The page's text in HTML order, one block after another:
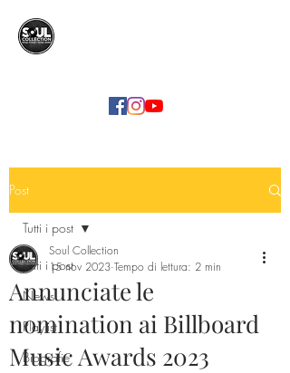
Post
Tutti i post
News
Playlist
Biografie
Tutti i post
Annunciate le
nomination ai Billboard
Music Awards 2023
Soul Collection
15 nov 2023 Tempo di lettura: 2 min